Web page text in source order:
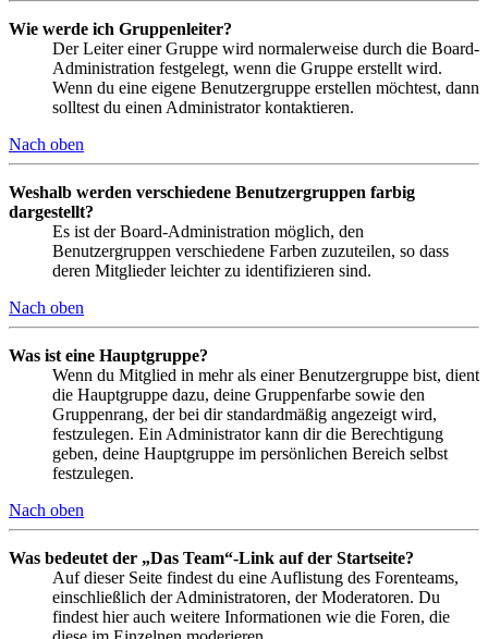
Wie werde ich Gruppenleiter?
Der Leiter einer Gruppe wird normalerweise durch die Board-
Administration festgelegt, wenn die Gruppe erstellt wird.
Wenn du eine eigene Benutzergruppe erstellen möchtest, dann
solltest du einen Administrator kontaktieren.
Nach oben
Weshalb werden verschiedene Benutzergruppen farbig
dargestellt?
Es ist der Board-Administration möglich, den
Benutzergruppen verschiedene Farben zuzuteilen, so dass
deren Mitglieder leichter zu identifizieren sind.
Nach oben
Was ist eine Hauptgruppe?
Wenn du Mitglied in mehr als einer Benutzergruppe bist, dient
die Hauptgruppe dazu, deine Gruppenfarbe sowie den
Gruppenrang, der bei dir standardmäßig angezeigt wird,
festzulegen. Ein Administrator kann dir die Berechtigung
geben, deine Hauptgruppe im persönlichen Bereich selbst
festzulegen.
Nach oben
Was bedeutet der „Das Team“-Link auf der Startseite?
Auf dieser Seite findest du eine Auflistung des Forenteams,
einschließlich der Administratoren, der Moderatoren. Du
findest hier auch weitere Informationen wie die Foren, die